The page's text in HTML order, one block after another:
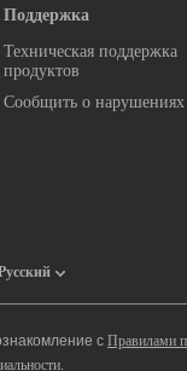
Поддержка
Техническая поддержка
продуктов
Сообщить о нарушениях
с Правилами
.